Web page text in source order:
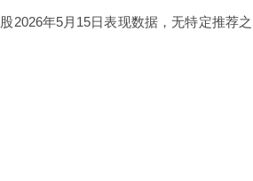
2026年5月15日表现数据，无特定推荐之